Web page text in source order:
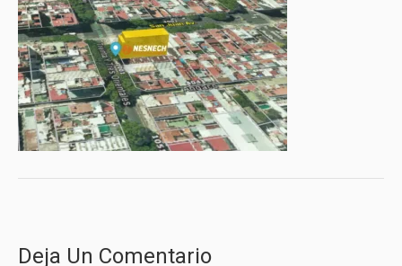
Deja Un Comentario